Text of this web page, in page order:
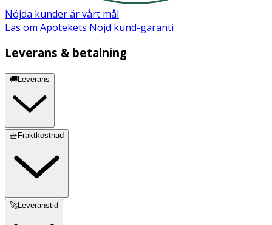
Nöjda kunder är vårt mål
Läs om Apotekets Nöjd kund-garanti
Leverans & betalning
🚚Leverans
🧺Fraktkostnad
🚀Leveranstid